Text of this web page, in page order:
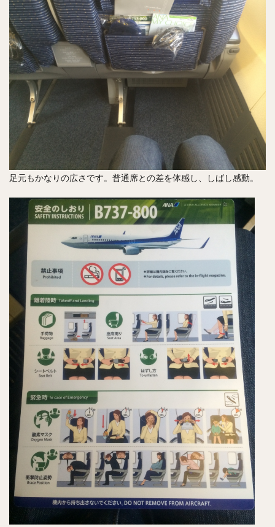
足元もかなりの広さです。普通席との差を体感し、しばし感動。